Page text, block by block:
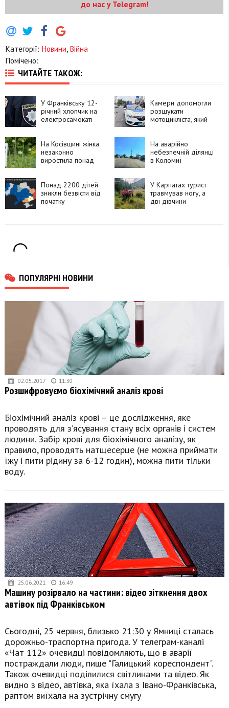
до нас у Telegram!
Категорії: Новини, Війна
Помічено:
ЧИТАЙТЕ ТАКОЖ:
У Франківську 12-
річний хлопчик на
електросамокаті
Камери допомогли
розшукати
мотоцикліста, який
На Косівщині жінка
незаконно
виростила понад
На аварійно
небезпечній ділянці
в Коломиї
Понад 2200 дітей
зникли безвісти від
початку
У Карпатах турист
травмував ногу, а
дві дівчини
ПОПУЛЯРНІ НОВИНИ
02.05.2017 11:30
Розшифровуємо біохімічний аналіз крові
Біохімічний аналіз крові – це дослідження, яке
проводять для з’ясування стану всіх органів і систем
людини. Забір крові для біохімічного аналізу, як
правило, проводять натщесерце (не можна приймати
їжу і пити рідину за 6-12 годин), можна пити тільки
воду.
25.06.2021 16:49
Машину розірвало на частини: відео зіткнення двох
автівок під Франківськом
Сьогодні, 25 червня, близько 21:30 у Ямниці сталась
дорожньо-траспортна пригода. У телеграм-каналі
«Чат 112» очевидці повідомляють, що в аварії
постраждали люди, пише "Галицький кореспондент".
Також очевидці поділилися світлинами та відео. Як
видно з відео, автівка, яка їхала з Івано-Франківська,
раптом виїхала на зустрічну смугу